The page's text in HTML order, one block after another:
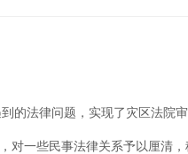
法律问题，实现了灾区法院审
一些民事法律关系予以厘清